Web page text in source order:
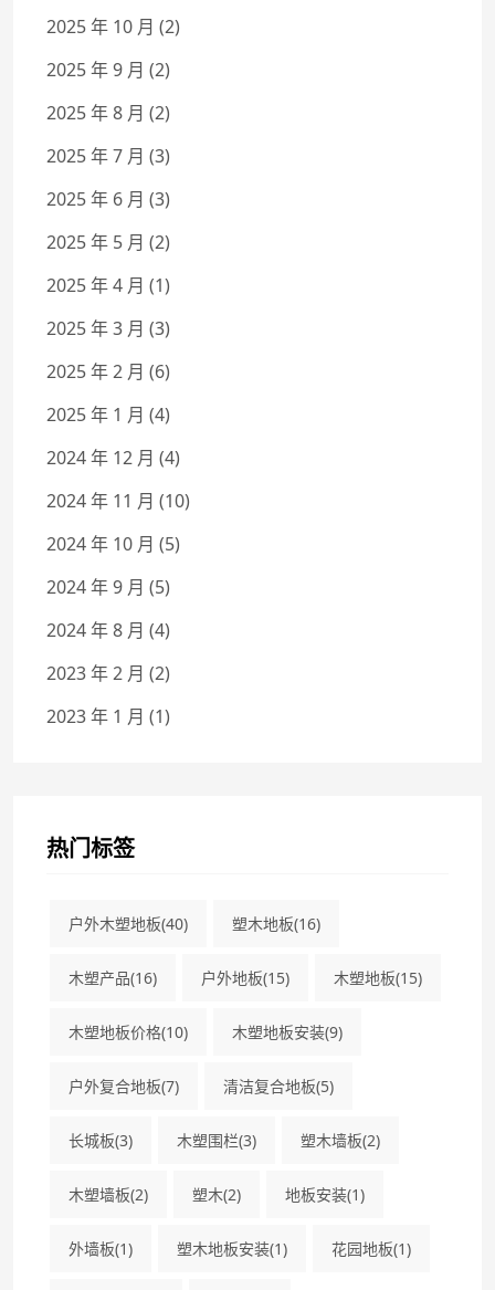
2025 年 10 月 (2)
2025 年 9 月 (2)
2025 年 8 月 (2)
2025 年 7 月 (3)
2025 年 6 月 (3)
2025 年 5 月 (2)
2025 年 4 月 (1)
2025 年 3 月 (3)
2025 年 2 月 (6)
2025 年 1 月 (4)
2024 年 12 月 (4)
2024 年 11 月 (10)
2024 年 10 月 (5)
2024 年 9 月 (5)
2024 年 8 月 (4)
2023 年 2 月 (2)
2023 年 1 月 (1)
热门标签
户外木塑地板(40) 塑木地板(16)
木塑产品(16) 户外地板(15) 木塑地板(15)
木塑地板价格(10) 木塑地板安装(9)
户外复合地板(7) 清洁复合地板(5)
长城板(3) 木塑围栏(3) 塑木墙板(2)
木塑墙板(2) 塑木(2) 地板安装(1)
外墙板(1) 塑木地板安装(1) 花园地板(1)